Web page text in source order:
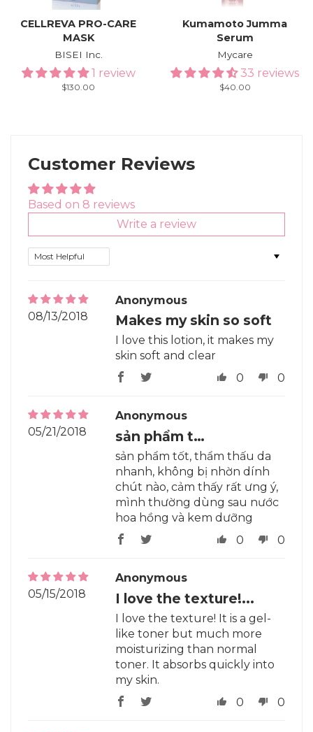
CELLREVA PRO-CARE
MASK
BISEI Inc.
1 review
Regular
$130.00
Kumamoto Jumma
Serum
Mycare
33 reviews
Regular
$40.00
Customer Reviews
Based on 8 reviews
Write a review
Sort by
08/13/2018
Anonymous
Makes my skin so soft
I love this lotion, it makes my
skin soft and clear
0
0
05/21/2018
Anonymous
sản phẩm t…
sản phẩm tốt, thẩm thấu da
nhanh, không bị nhờn dính
chút nào, cảm thấy rất ưng ý,
mình thường dùng sau nước
hoa hồng và kem dưỡng
0
0
05/15/2018
Anonymous
I love the texture!...
I love the texture! It is a gel-
like toner but much more
moisturizing than normal
toner. It absorbs quickly into
my skin.
0
0